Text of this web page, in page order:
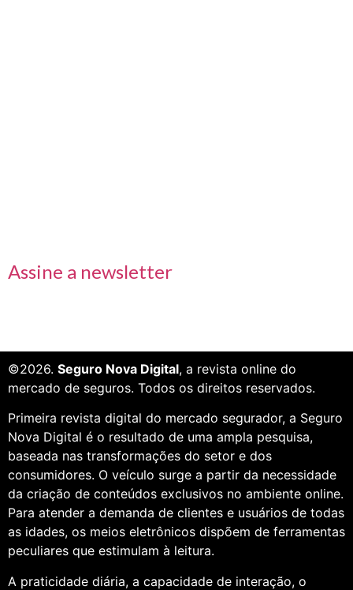
Assine a newsletter
©2026. Seguro Nova Digital, a revista online do
mercado de seguros. Todos os direitos reservados.
Primeira revista digital do mercado segurador, a Seguro
Nova Digital é o resultado de uma ampla pesquisa,
baseada nas transformações do setor e dos
consumidores. O veículo surge a partir da necessidade
da criação de conteúdos exclusivos no ambiente online.
Para atender a demanda de clientes e usuários de todas
as idades, os meios eletrônicos dispõem de ferramentas
peculiares que estimulam à leitura.
A praticidade diária, a capacidade de interação, o